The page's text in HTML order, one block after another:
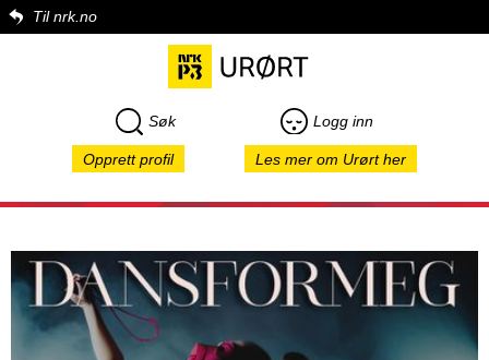
Til nrk.no
Søk Logg inn
Opprett profil Les mer om Urørt her